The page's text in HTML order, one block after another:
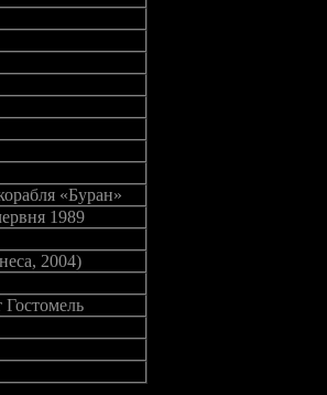
«Буран»
1989
2004)
Гостомель